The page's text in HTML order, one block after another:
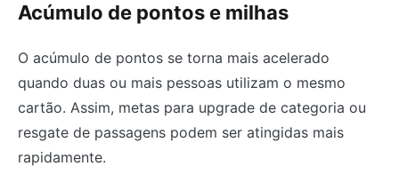
Acúmulo de pontos e milhas
O acúmulo de pontos se torna mais acelerado
quando duas ou mais pessoas utilizam o mesmo
cartão. Assim, metas para upgrade de categoria ou
resgate de passagens podem ser atingidas mais
rapidamente.